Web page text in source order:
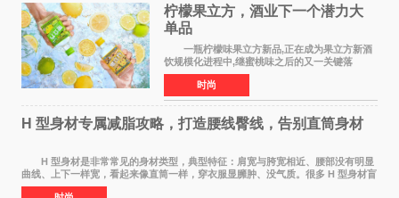
柠檬果立方，酒业下一个潜力大
单品
一瓶柠檬味果立方新品,正在成为果立方新酒
饮规模化进程中,继蜜桃味之后的又一关键落
子。 在超市货架、便利店冷柜、小红书笔记
里,这款绿色包装的新品正在快速扩散:入口清爽解
腻,像喝加了一点
时尚
H 型身材专属减脂攻略，打造腰线臀线，告别直筒身材
H 型身材是非常常见的身材类型，典型特征：肩宽与胯宽相近、腰部没有明显
曲线、上下一样宽，看起来像直筒一样，穿衣服显臃肿、没气质。很多 H 型身材盲
目全身减脂，越减越瘦，腰部还是没有